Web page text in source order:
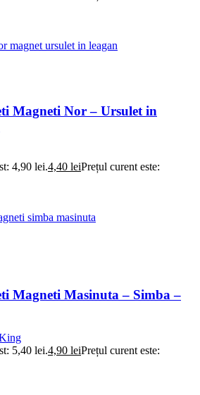
Magneti Nor – Ursulet in
4,90 lei.4,40 leiPrețul curent este:
Magneti Masinuta – Simba –
5,40 lei.4,90 leiPrețul curent este: